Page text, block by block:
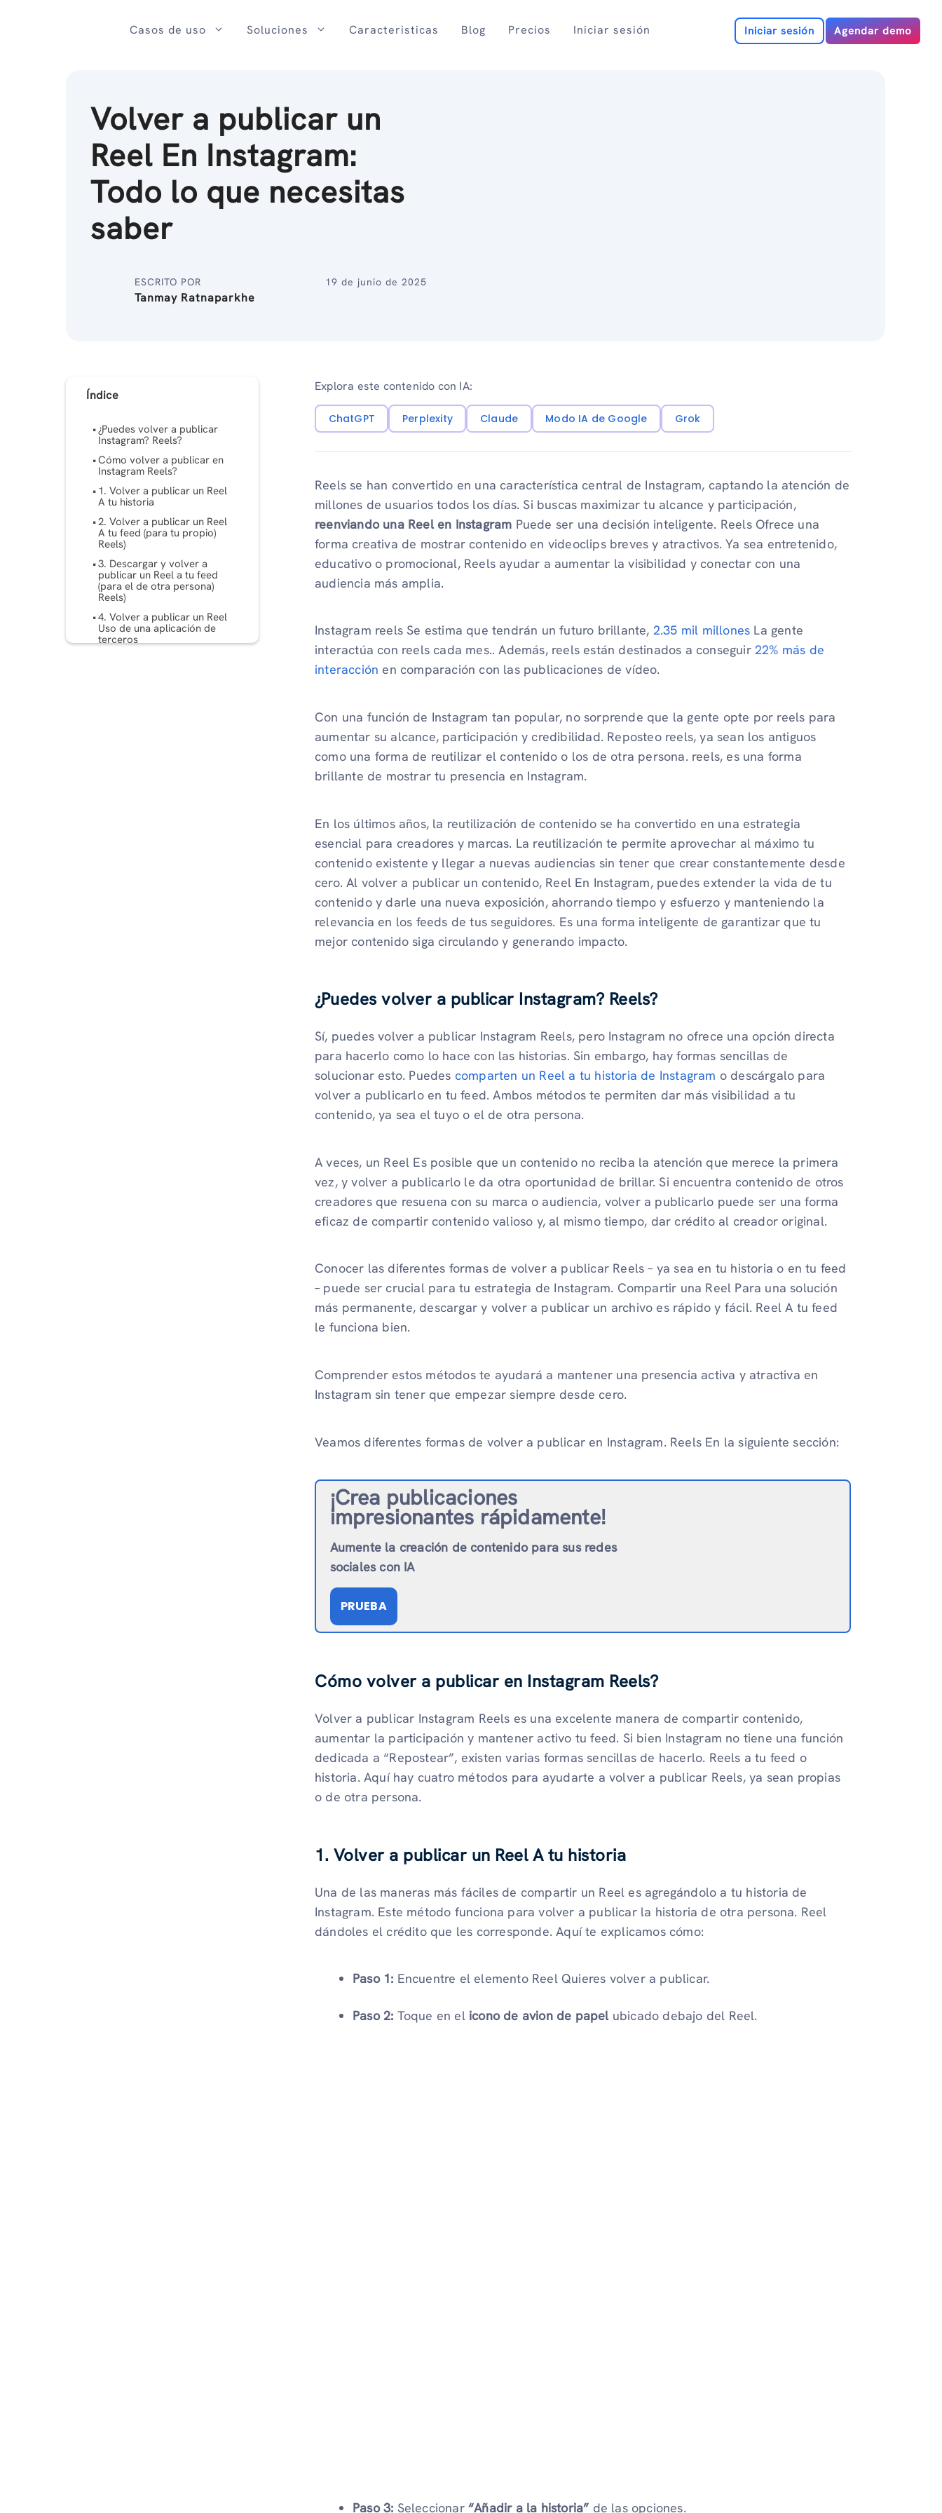
Casos de uso Soluciones Caracteristicas Blog Precios Iniciar sesión Iniciar sesión Agendar demo
Volver a publicar un
Reel En Instagram:
Todo lo que necesitas
saber
ESCRITO POR
Tanmay Ratnaparkhe
19 de junio de 2025
Índice
¿Puedes volver a publicar
Instagram? Reels?
Cómo volver a publicar en
Instagram Reels?
1. Volver a publicar un Reel
A tu historia
2. Volver a publicar un Reel
A tu feed (para tu propio)
Reels)
3. Descargar y volver a
publicar un Reel a tu feed
(para el de otra persona)
Reels)
4. Volver a publicar un Reel
Uso de una aplicación de
terceros
Explora este contenido con IA:
ChatGPT Perplexity Claude Modo IA de Google Grok
Reels se han convertido en una característica central de Instagram, captando la atención de
millones de usuarios todos los días. Si buscas maximizar tu alcance y participación,
reenviando una Reel en Instagram Puede ser una decisión inteligente. Reels Ofrece una
forma creativa de mostrar contenido en videoclips breves y atractivos. Ya sea entretenido,
educativo o promocional, Reels ayudar a aumentar la visibilidad y conectar con una
audiencia más amplia.
Instagram reels Se estima que tendrán un futuro brillante, 2.35 mil millones La gente
interactúa con reels cada mes.. Además, reels están destinados a conseguir22% más de
interacción en comparación con las publicaciones de vídeo.
Con una función de Instagram tan popular, no sorprende que la gente opte por reels para
aumentar su alcance, participación y credibilidad. Reposteo reels, ya sean los antiguos
como una forma de reutilizar el contenido o los de otra persona. reels, es una forma
brillante de mostrar tu presencia en Instagram.
En los últimos años, la reutilización de contenido se ha convertido en una estrategia
esencial para creadores y marcas. La reutilización te permite aprovechar al máximo tu
contenido existente y llegar a nuevas audiencias sin tener que crear constantemente desde
cero. Al volver a publicar un contenido, Reel En Instagram, puedes extender la vida de tu
contenido y darle una nueva exposición, ahorrando tiempo y esfuerzo y manteniendo la
relevancia en los feeds de tus seguidores. Es una forma inteligente de garantizar que tu
mejor contenido siga circulando y generando impacto.
¿Puedes volver a publicar Instagram? Reels?
Sí, puedes volver a publicar Instagram Reels, pero Instagram no ofrece una opción directa
para hacerlo como lo hace con las historias. Sin embargo, hay formas sencillas de
solucionar esto. Puedes comparten un Reel a tu historia de Instagram o descárgalo para
volver a publicarlo en tu feed. Ambos métodos te permiten dar más visibilidad a tu
contenido, ya sea el tuyo o el de otra persona.
A veces, un Reel Es posible que un contenido no reciba la atención que merece la primera
vez, y volver a publicarlo le da otra oportunidad de brillar. Si encuentra contenido de otros
creadores que resuena con su marca o audiencia, volver a publicarlo puede ser una forma
eficaz de compartir contenido valioso y, al mismo tiempo, dar crédito al creador original.
Conocer las diferentes formas de volver a publicar Reels – ya sea en tu historia o en tu feed
– puede ser crucial para tu estrategia de Instagram. Compartir una Reel Para una solución
más permanente, descargar y volver a publicar un archivo es rápido y fácil. Reel A tu feed
le funciona bien.
Comprender estos métodos te ayudará a mantener una presencia activa y atractiva en
Instagram sin tener que empezar siempre desde cero.
Veamos diferentes formas de volver a publicar en Instagram. Reels En la siguiente sección:
¡Crea publicaciones
impresionantes rápidamente!
Aumente la creación de contenido para sus redes
sociales con IA
PRUEBA
Cómo volver a publicar en Instagram Reels?
Volver a publicar Instagram Reels es una excelente manera de compartir contenido,
aumentar la participación y mantener activo tu feed. Si bien Instagram no tiene una función
dedicada a “Repostear”, existen varias formas sencillas de hacerlo. Reels a tu feed o
historia. Aquí hay cuatro métodos para ayudarte a volver a publicar Reels, ya sean propias
o de otra persona.
1. Volver a publicar un Reel A tu historia
Una de las maneras más fáciles de compartir un Reel es agregándolo a tu historia de
Instagram. Este método funciona para volver a publicar la historia de otra persona. Reel
dándoles el crédito que les corresponde. Aquí te explicamos cómo:
Paso 1: Encuentre el elemento Reel Quieres volver a publicar.
Paso 2: Toque en el icono de avion de papel ubicado debajo del Reel.
Paso 3: Seleccionar“Añadir a la historia” de las opciones.